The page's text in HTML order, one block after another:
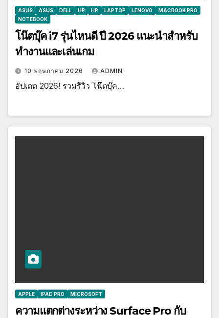
ASUS ASUS DELL HP HP LAPTOP LENOVO
MACBOOK PRO
NOTEBOOK
โน๊ตบุ๊ค i7 รุ่นไหนดี ปี 2026 แนะนำสำหรับ
ทำงานและเล่นเกม
10 พฤษภาคม 2026 ADMIN
อัปเดต 2026! รวมรีวิว โน๊ตบุ๊ค…
APPLE IPAD PRO MICROSOFT
ความแตกต่างระหว่าง Surface Pro กับ